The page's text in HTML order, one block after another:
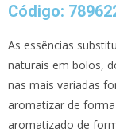
Código:
As essências
naturais em bolos,
nas mais variadas
aromatizar de
aromatizado de